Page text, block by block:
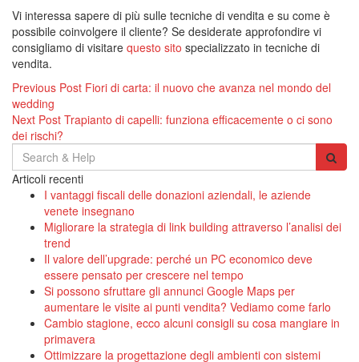
Vi interessa sapere di più sulle tecniche di vendita e su come è
possibile coinvolgere il cliente? Se desiderate approfondire vi
consigliamo di visitare questo sito specializzato in tecniche di
vendita.
Navigazione
articoli
Previous Post Fiori di carta: il nuovo che avanza nel mondo del
wedding
Next Post Trapianto di capelli: funziona efficacemente o ci sono
dei rischi?
Search
for:
Articoli recenti
I vantaggi fiscali delle donazioni aziendali, le aziende
venete insegnano
Migliorare la strategia di link building attraverso l’analisi dei
trend
Il valore dell’upgrade: perché un PC economico deve
essere pensato per crescere nel tempo
Si possono sfruttare gli annunci Google Maps per
aumentare le visite ai punti vendita? Vediamo come farlo
Cambio stagione, ecco alcuni consigli su cosa mangiare in
primavera
Ottimizzare la progettazione degli ambienti con sistemi